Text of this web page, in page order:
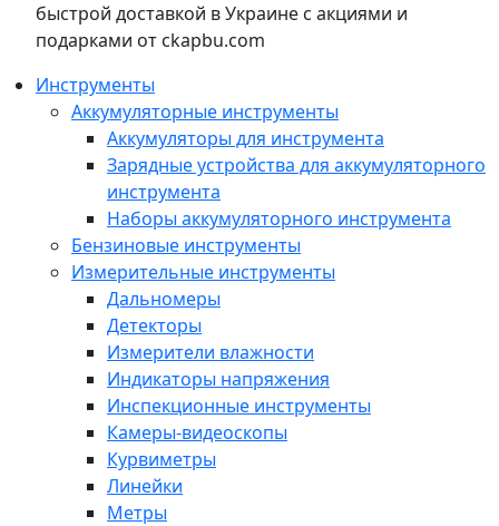
быстрой доставкой в Украине с акциями и
подарками от ckapbu.com
Инструменты
Аккумуляторные инструменты
Аккумуляторы для инструмента
Зарядные устройства для аккумуляторного
инструмента
Наборы аккумуляторного инструмента
Бензиновые инструменты
Измерительные инструменты
Дальномеры
Детекторы
Измерители влажности
Индикаторы напряжения
Инспекционные инструменты
Камеры-видеоскопы
Курвиметры
Линейки
Метры